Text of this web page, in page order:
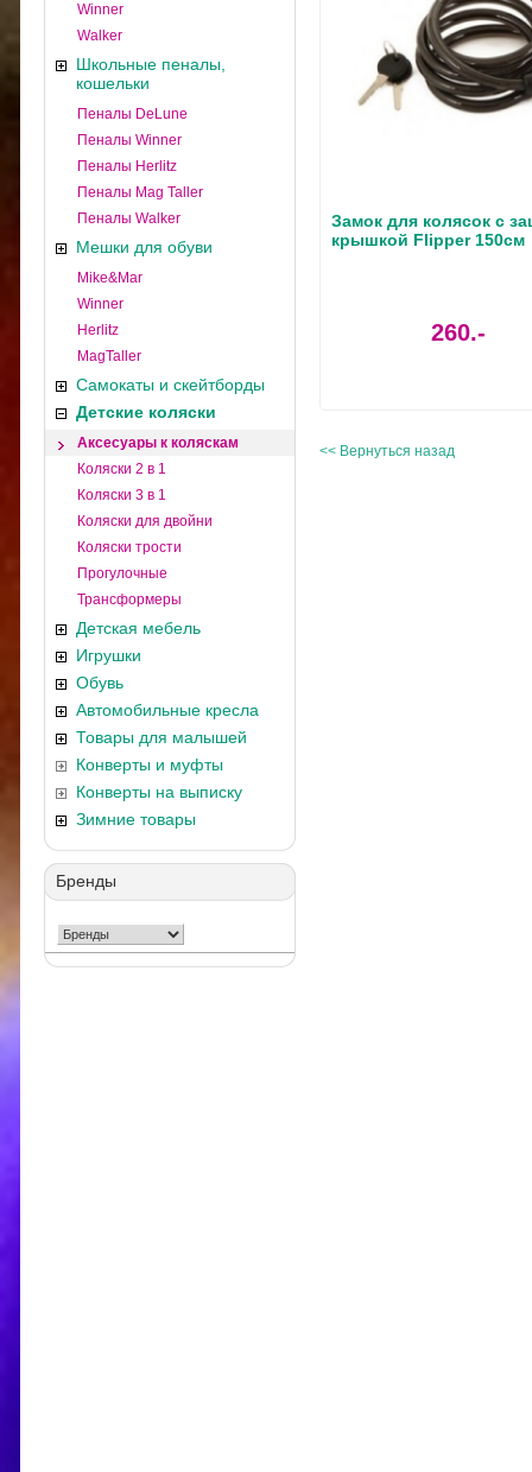
Winner
Walker
Школьные пеналы,
кошельки
Пеналы DeLune
Пеналы Winner
Пеналы Herlitz
Пеналы Mag Taller
Пеналы Walker
Мешки для обуви
Mike&Mar
Winner
Herlitz
MagTaller
Самокаты и скейтборды
Детские коляски
Аксесуары к коляскам
Коляски 2 в 1
Коляски 3 в 1
Коляски для двойни
Коляски трости
Прогулочные
Трансформеры
Детская мебель
Игрушки
Обувь
Автомобильные кресла
Товары для малышей
Конверты и муфты
Конверты на выписку
Зимние товары
Бренды
Замок для колясок с
крышкой Flipper 150см
260.-
<< Вернуться назад